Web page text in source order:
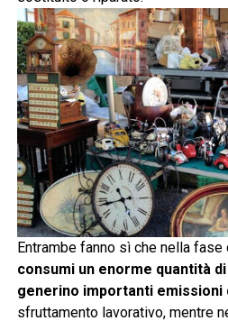
Entrambe fanno sì che nella fase
consumi un enorme quantità
generino importanti emissioni
sfruttamento lavorativo, mentre